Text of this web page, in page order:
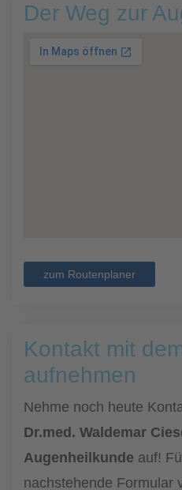
Der Weg zur
zum Routenplaner
Kontakt mit
aufnehmen
Nehme noch heute
Dr.med. Waldemar
Augenheilkunde auf!
nachstehende Formular